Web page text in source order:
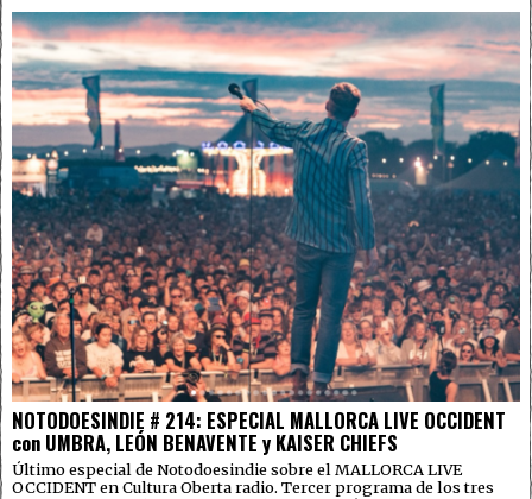
NOTODOESINDIE # 214: ESPECIAL MALLORCA LIVE OCCIDENT
con UMBRA, LEÓN BENAVENTE y KAISER CHIEFS
Último especial de Notodoesindie sobre el MALLORCA LIVE
OCCIDENT en Cultura Oberta radio. Tercer programa de los tres